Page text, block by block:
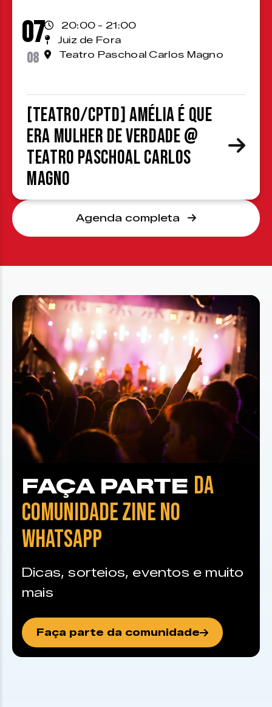
07
08
20:00 - 21:00
Juiz de Fora
Teatro Paschoal Carlos Magno
[TEATRO/CPTD] Amélia é que
era mulher de verdade @
Teatro Paschoal Carlos
Magno
Agenda completa
FAÇA PARTE DA
COMUNIDADE ZINE NO
WHATSAPP
Dicas, sorteios, eventos e muito
mais
Faça parte da comunidade